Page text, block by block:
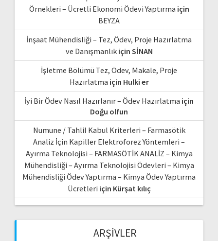
Örnekleri – Ücretli Ekonomi Ödevi Yaptırma için
BEYZA
İnşaat Mühendisliği – Tez, Ödev, Proje Hazırlatma
ve Danışmanlıkiçin SİNAN
İşletme Bölümü Tez, Ödev, Makale, Proje
Hazırlatma için Hulki er
İyi Bir Ödev Nasıl Hazırlanır – Ödev Hazırlatma için
Doğu olfun
Numune / Tahlil Kabul Kriterleri – Farmasötik
Analiz İçin Kapiller Elektroforez Yöntemleri –
Ayırma Teknolojisi – FARMASÖTİK ANALİZ – Kimya
Mühendisliği – Ayırma Teknolojisi Ödevleri – Kimya
Mühendisliği Ödev Yaptırma – Kimya Ödev Yaptırma
Ücretleri için Kürşat kılıç
ARŞIVLER